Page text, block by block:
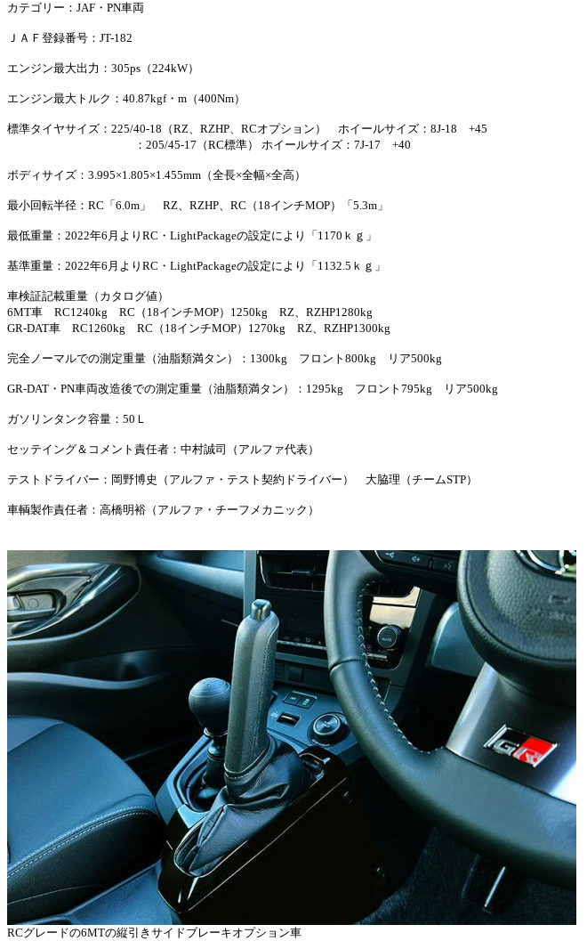
カテゴリー：JAF・PN車両
ＪＡＦ登録番号：JT-182
エンジン最大出力：305ps（224kW）
エンジン最大トルク：40.87kgf・m（400Nm）
標準タイヤサイズ：225/40-18（RZ、RZHP、RCオプション） ホイールサイズ：8J-18 +45
：205/45-17（RC標準） ホイールサイズ：7J-17 +40
ボディサイズ：3.995×1.805×1.455mm（全長×全幅×全高）
最小回転半径：RC「6.0m」 RZ、RZHP、RC（18インチMOP）「5.3m」
最低重量：2022年6月よりRC・LightPackageの設定により「1170ｋｇ」
基準重量：2022年6月よりRC・LightPackageの設定により「1132.5ｋｇ」
車検証記載重量（カタログ値）
6MT車 RC1240kg RC（18インチMOP）1250kg RZ、RZHP1280kg
GR-DAT車 RC1260kg RC（18インチMOP）1270kg RZ、RZHP1300kg
完全ノーマルでの測定重量（油脂類満タン）：1300kg フロント800kg リア500kg
GR-DAT・PN車両改造後での測定重量（油脂類満タン）：1295kg フロント795kg リア500kg
ガソリンタンク容量：50Ｌ
セッテイング＆コメント責任者：中村誠司（アルファ代表）
テストドライバー：岡野博史（アルファ・テスト契約ドライバー） 大脇理（チームSTP）
車輌製作責任者：高橋明裕（アルファ・チーフメカニック）
RCグレードの6MTの縦引きサイドブレーキオプション車